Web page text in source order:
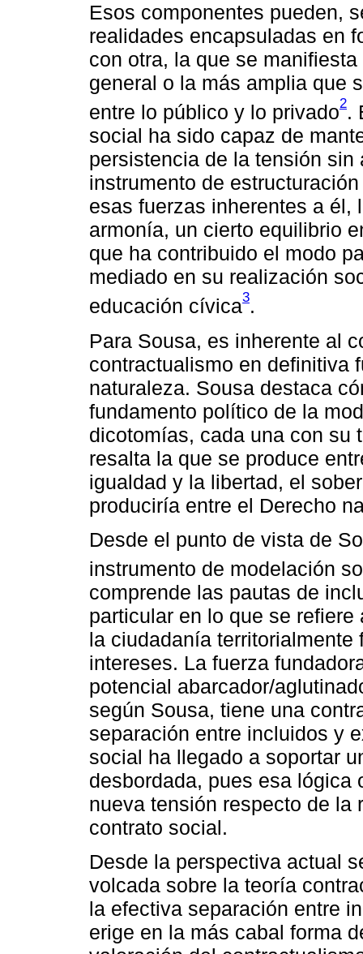
Esos componentes pueden,
realidades encapsuladas en
con otra, la que se
general o la más amplia que
entre lo público y lo privado2.
social ha sido capaz de
persistencia de la tensión
instrumento de
esas fuerzas inherentes a él,
armonía, un cierto equilibrio
que ha contribuido el modo
mediado en su realización
educación cívica3.
Para Sousa, es inherente al
contractualismo en definitiva
naturaleza. Sousa destaca
fundamento político de la
dicotomías, cada una con su
resalta la que se produce
igualdad y la libertad, el
produciría entre el Derecho
Desde el punto de vista de
instrumento de modelación
comprende las pautas de
particular en lo que se
la ciudadanía
intereses. La fuerza
potencial abarcador/
según Sousa, tiene una
separación entre incluidos y
social ha llegado a soportar
desbordada, pues esa lógica
nueva tensión respecto de la
contrato social.
Desde la perspectiva actual
volcada sobre la teoría
la efectiva separación entre
erige en la más cabal forma